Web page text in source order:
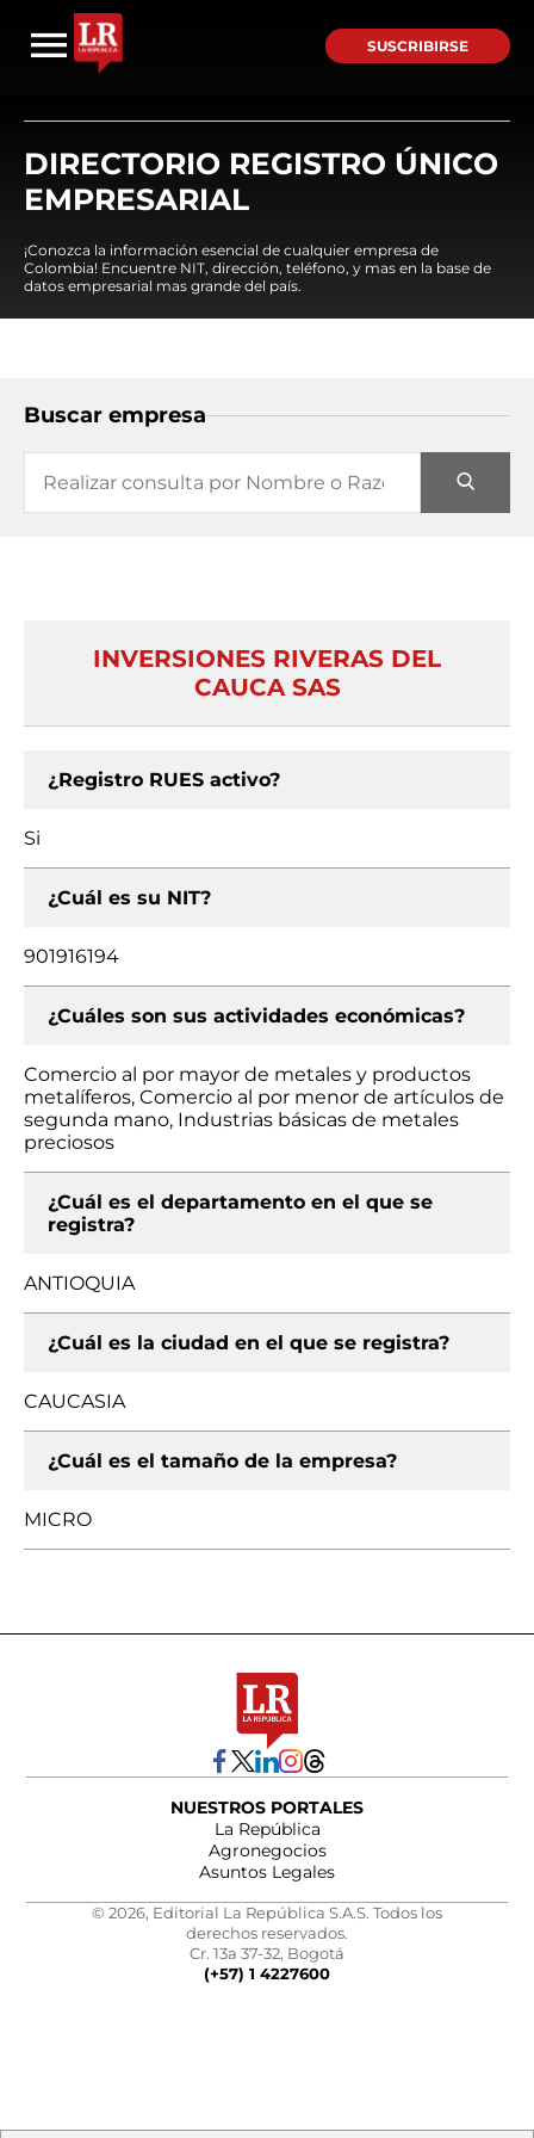
SUSCRIBIRSE
DIRECTORIO REGISTRO ÚNICO
EMPRESARIAL
¡Conozca la información esencial de cualquier empresa de
Colombia! Encuentre NIT, dirección, teléfono, y mas en la base de
datos empresarial mas grande del país.
Buscar empresa
INVERSIONES RIVERAS DEL
CAUCA SAS
¿Registro RUES activo?
Si
¿Cuál es su NIT?
901916194
¿Cuáles son sus actividades económicas?
Comercio al por mayor de metales y productos
metalíferos, Comercio al por menor de artículos de
segunda mano, Industrias básicas de metales
preciosos
¿Cuál es el departamento en el que se
registra?
ANTIOQUIA
¿Cuál es la ciudad en el que se registra?
CAUCASIA
¿Cuál es el tamaño de la empresa?
MICRO
NUESTROS PORTALES
La República
Agronegocios
Asuntos Legales
© 2026, Editorial La República S.A.S. Todos los
derechos reservados.
Cr. 13a 37-32, Bogotá
(+57) 1 4227600